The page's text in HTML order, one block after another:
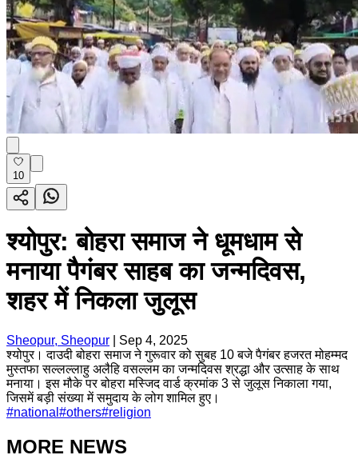
10
श्योपुर: बोहरा समाज ने धूमधाम से
मनाया पैगंबर साहब का जन्मदिवस,
शहर में निकला जुलूस
Sheopur, Sheopur
Sep 4, 2025
श्योपुर। दाउदी बोहरा समाज ने गुरूवार को सुबह 10 बजे पैगंबर हजरत मोहम्मद
मुस्तफा सल्लल्लाहु अलैहि वसल्लम का जन्मदिवस श्रद्धा और उत्साह के साथ
मनाया। इस मौके पर बोहरा मस्जिद वार्ड क्रमांक 3 से जुलूस निकाला गया,
जिसमें बड़ी संख्या में समुदाय के लोग शामिल हुए।
#national #others#religion
MORE NEWS